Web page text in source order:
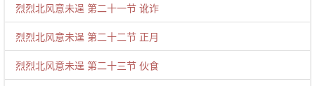
烈烈北风意未逞 第二十一节 讹诈
烈烈北风意未逞 第二十二节 正月
烈烈北风意未逞 第二十三节 伙食